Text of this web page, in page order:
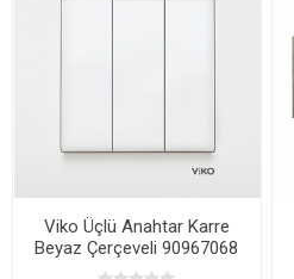
Viko Üçlü Anahtar Karre
Beyaz Çerçeveli 90967068